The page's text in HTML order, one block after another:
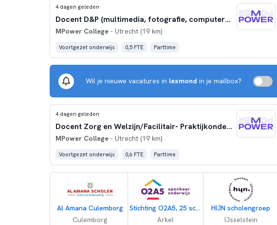
4 dagen geleden
Docent D&P (multimedia, fotografie, computervaardigheden)
MPower College- Utrecht (19 km)
Voortgezet onderwijs 0,5 FTE Parttime
Wil je nieuwe vacatures in lexmond in je mailbox?
4 dagen geleden
Docent Zorg en Welzijn/Facilitair- Praktijkonderwijs
MPower College- Utrecht (19 km)
Voortgezet onderwijs 0,6 FTE Parttime
Al Amana Culemborg
Culemborg
Stichting O2A5, 25 scholen voor openbaar onderwijs
Arkel
HIJN scholengroep
IJsselstein